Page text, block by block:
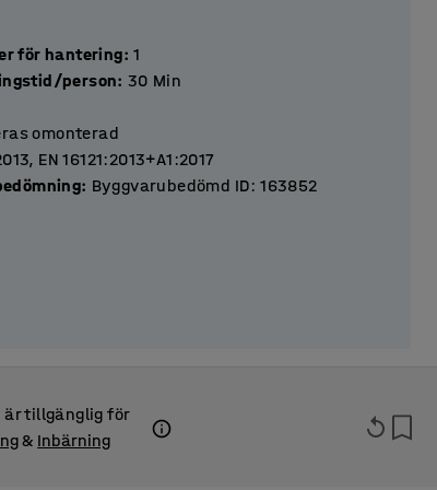
för hantering: 1
person: 30 Min
omonterad
EN 16121:2013+A1:2017
: Byggvarubedömd ID: 163852
är tillgänglig för
& Inbärning